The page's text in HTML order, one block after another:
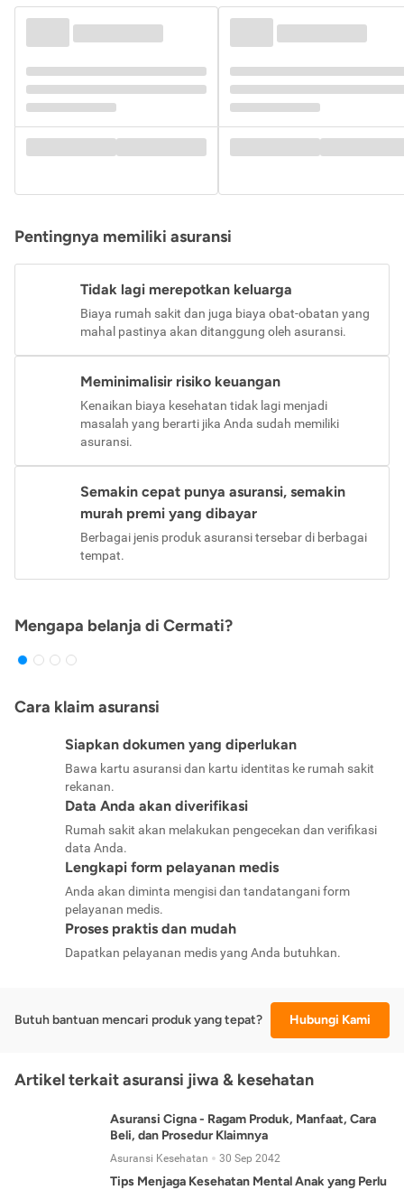
Pentingnya memiliki asuransi
Tidak lagi merepotkan keluarga
Biaya rumah sakit dan juga biaya obat-obatan yang
mahal pastinya akan ditanggung oleh asuransi.
Meminimalisir risiko keuangan
Kenaikan biaya kesehatan tidak lagi menjadi
masalah yang berarti jika Anda sudah memiliki
asuransi.
Semakin cepat punya asuransi, semakin
murah premi yang dibayar
Berbagai jenis produk asuransi tersebar di berbagai
tempat.
Mengapa belanja di Cermati?
Cara klaim asuransi
Siapkan dokumen yang diperlukan
Bawa kartu asuransi dan kartu identitas ke rumah sakit
rekanan.
Data Anda akan diverifikasi
Rumah sakit akan melakukan pengecekan dan verifikasi
data Anda.
Lengkapi form pelayanan medis
Anda akan diminta mengisi dan tandatangani form
pelayanan medis.
Proses praktis dan mudah
Dapatkan pelayanan medis yang Anda butuhkan.
Butuh bantuan mencari produk yang tepat? Hubungi Kami
Artikel terkait asuransi jiwa & kesehatan
Asuransi Cigna - Ragam Produk, Manfaat, Cara
Beli, dan Prosedur Klaimnya
Asuransi Kesehatan 30 Sep 2042
Tips Menjaga Kesehatan Mental Anak yang Perlu